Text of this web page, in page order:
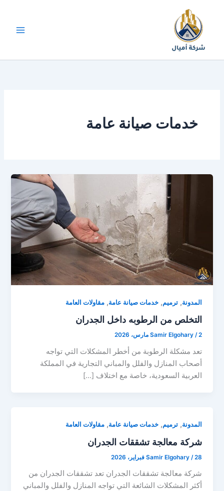
المحتوى
خدمات صيانة عامة
المدونة,ترميم,خدمات صيانة عامة,مقاولات العامة
التخلص من الرطوبه داخل الجدران
Samir Elgohary /2 مارس، 2026
تعد مشكلة الرطوبة من أخطر المشكلات التي تواجه
أصحاب المنازل والفلل والمباني التجارية في المملكة
العربية السعودية، خاصة مع اختلاف […]
المدونة,ترميم,خدمات صيانة عامة,مقاولات العامة
شركة معالجة تشققات الجدران
Samir Elgohary /28 فبراير، 2026
شركة معالجة تشققات الجدران تعد تشققات الجدران من
أكثر المشكلات الشائعة التي تواجه المنازل والفلل والمباني